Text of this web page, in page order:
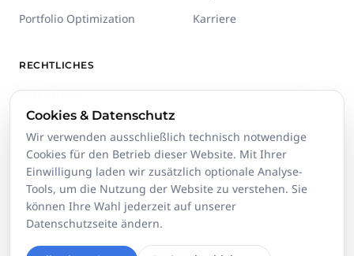
Cookies & Datenschutz
Wir verwenden ausschließlich technisch notwendige
Cookies für den Betrieb dieser Website. Mit Ihrer
Einwilligung laden wir zusätzlich optionale Analyse-
Tools, um die Nutzung der Website zu verstehen. Sie
können Ihre Wahl jederzeit auf unserer
Datenschutzseite ändern.
Portfolio Optimization
Karriere
RECHTLICHES
Datenschutz
Impressum
AGB
Trust Center
©2026Stackgini GmbH.Alle Rechte vorbehalten.